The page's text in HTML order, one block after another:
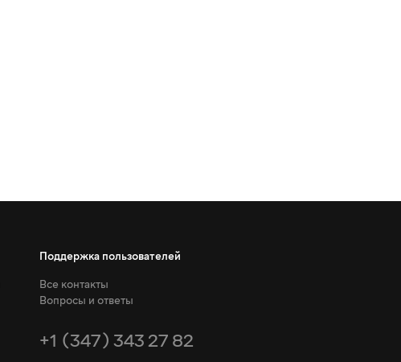
Поддержка пользователей
Все контакты
Вопросы и ответы
+1 (347) 343 27 82